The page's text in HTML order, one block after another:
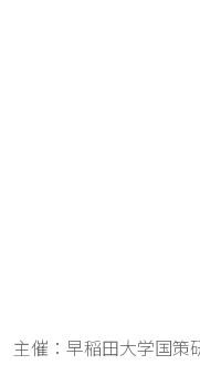
主催：早稲田大学国策